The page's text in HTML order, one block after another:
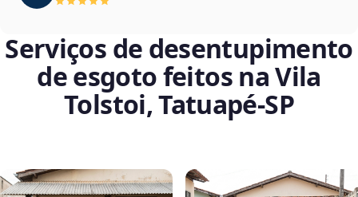
Serviços de desentupimento
de esgoto feitos na Vila
Tolstoi, Tatuapé‑SP